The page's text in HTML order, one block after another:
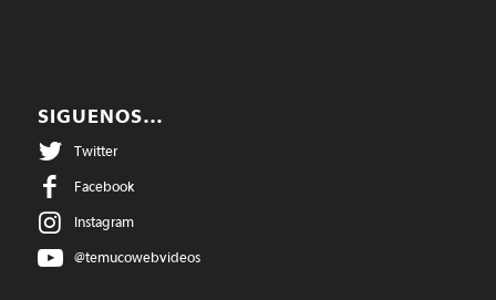
SIGUENOS…
Twitter
Facebook
Instagram
@temucowebvideos